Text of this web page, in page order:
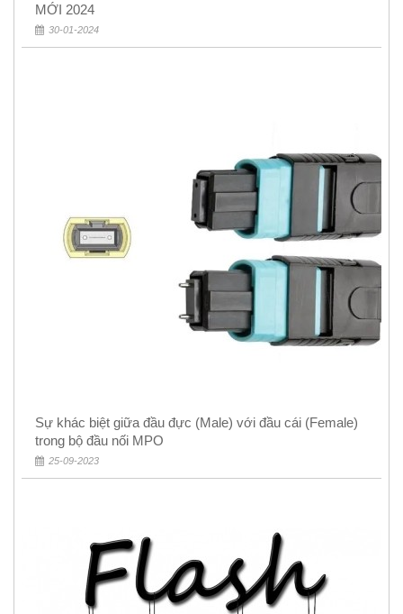
MỚI 2024
30-01-2024
Sự khác biệt giữa đầu đực (Male) với đầu cái (Female)
trong bộ đầu nối MPO
25-09-2023